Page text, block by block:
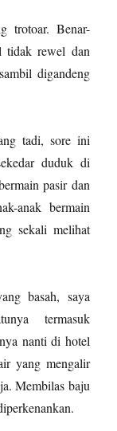
trotoar. Benar-
tidak rewel dan
digandeng
tadi, sore ini
duduk di
pasir dan
anak bermain
sekali melihat
basah, saya
termasuk
nanti di hotel
yang mengalir
Membilas baju